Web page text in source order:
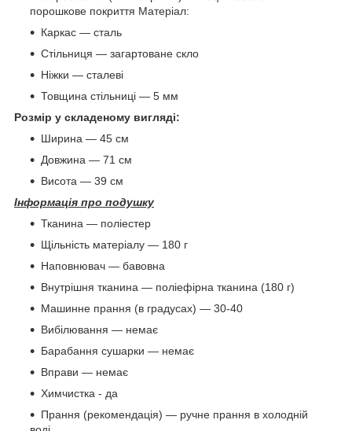
порошкове покриття Матеріал:
Каркас — сталь
Стільниця — загартоване скло
Ніжки — сталеві
Товщина стільниці — 5 мм
Розмір у складеному вигляді:
Ширина — 45 см
Довжина — 71 см
Висота — 39 см
Інформація про подушку
Тканина — поліестер
Щільність матеріалу — 180 г
Наповнювач — бавовна
Внутрішня тканина — поліефірна тканина (180 г)
Машинне прання (в градусах) — 30-40
Вибілювання — немає
Барабання сушарки — немає
Вправи — немає
Химчистка - да
Прання (рекомендація) — ручне прання в холодній